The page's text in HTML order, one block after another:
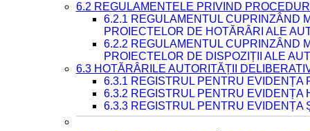
6.2 REGULAMENTELE PRIVIND
6.2.1 REGULAMENTUL CUPRINZÂND
PROIECTELOR DE HOTĂRÂRI ALE
6.2.2 REGULAMENTUL CUPRINZÂND
PROIECTELOR DE DISPOZIȚII ALE
6.3 HOTĂRÂRILE AUTORITĂȚII
6.3.1 REGISTRUL PENTRU EVIDENȚA
6.3.2 REGISTRUL PENTRU EVIDENȚA
6.3.3 REGISTRUL PENTRU EVIDENȚA